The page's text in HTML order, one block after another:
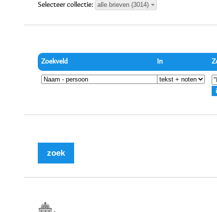
Selecteer collectie: alle brieven (3014)
Zoekveld In